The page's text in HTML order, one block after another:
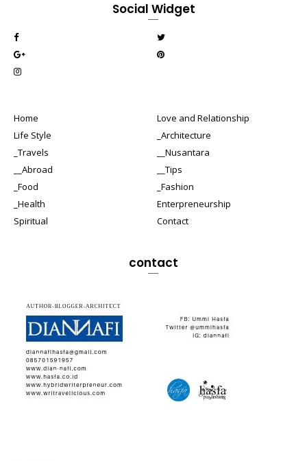
Social Widget
Home
Love and Relationship
Life Style
_Architecture
_Travels
__Nusantara
__Abroad
__Tips
_Food
_Fashion
_Health
Enterpreneurship
Spiritual
Contact
contact